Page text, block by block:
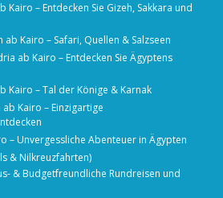
Kairo – Entdecken Sie Gizeh, Sakkara und
ab Kairo – Safari, Quellen & Salzseen
ab Kairo – Entdecken Sie Ägyptens
Kairo – Tal der Könige & Karnak
Kairo – Einzigartige
– Unvergessliche Abenteuer in Ägypten
& Nilkreuzfahrten)
& Budgetfreundliche Rundreisen und